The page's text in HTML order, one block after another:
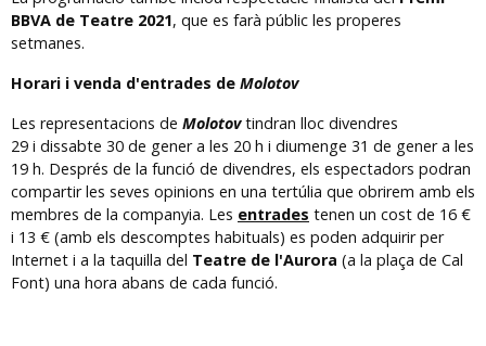
BBVA de Teatre 2021, que es farà públic les properes
setmanes.
Horari i venda d'entrades de Molotov
Les representacions de Molotovtindran lloc divendres
29 i dissabte 30 de gener a les 20 h i diumenge 31 de gener a les
19 h. Després de la funció de divendres, els espectadors podran
compartir les seves opinions en una tertúlia que obrirem amb els
membres de la companyia. Les entrades tenen un cost de 16 €
i 13 € (amb els descomptes habituals) es poden adquirir per
Internet i a la taquilla del Teatre de l'Aurora (a la plaça de Cal
Font) una hora abans de cada funció.